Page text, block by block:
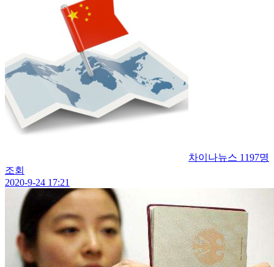
차이나뉴스 1197명
조회
2020-9-24 17:21